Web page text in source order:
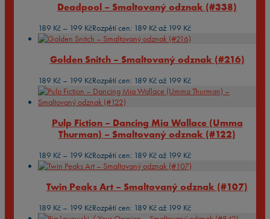
Deadpool – Smaltovaný odznak (#338)
189 Kč – 199 KčRozpětí cen: 189 Kč až 199 Kč
Golden Snitch – Smaltovaný odznak (#216)
189 Kč – 199 KčRozpětí cen: 189 Kč až 199 Kč
Pulp Fiction – Dancing Mia Wallace (Umma
Thurman) – Smaltovaný odznak (#122)
189 Kč – 199 KčRozpětí cen: 189 Kč až 199 Kč
Twin Peaks Art – Smaltovaný odznak (#107)
189 Kč – 199 KčRozpětí cen: 189 Kč až 199 Kč